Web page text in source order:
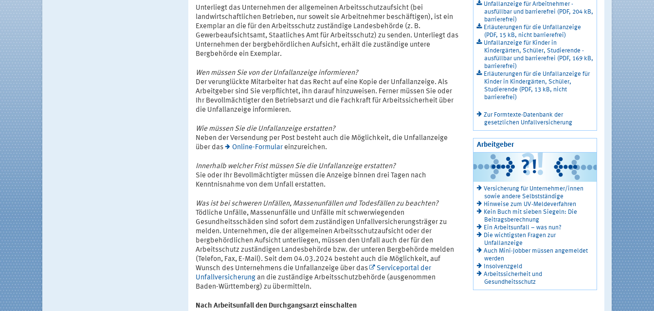
Unterliegt das Unternehmen der allgemeinen Arbeitsschutzaufsicht (bei
landwirtschaftlichen Betrieben, nur soweit sie Arbeitnehmer beschäftigen), ist ein
Exemplar an die für den Arbeitsschutz zuständige Landesbehörde (z. B.
Gewerbeaufsichtsamt, Staatliches Amt für Arbeitsschutz) zu senden. Unterliegt das
Unternehmen der bergbehördlichen Aufsicht, erhält die zuständige untere
Bergbehörde ein Exemplar.
Wen müssen Sie von der Unfallanzeige informieren?
Der verunglückte Mitarbeiter hat das Recht auf eine Kopie der Unfallanzeige. Als
Arbeitgeber sind Sie verpflichtet, ihn darauf hinzuweisen. Ferner müssen Sie oder
Ihr Bevollmächtigter den Betriebsarzt und die Fachkraft für Arbeitssicherheit über
die Unfallanzeige informieren.
Wie müssen Sie die Unfallanzeige erstatten?
Neben der Versendung per Post besteht auch die Möglichkeit, die Unfallanzeige
über das
Online-Formular einzureichen.
Innerhalb welcher Frist müssen Sie die Unfallanzeige erstatten?
Sie oder Ihr Bevollmächtigter müssen die Anzeige binnen drei Tagen nach
Kenntnisnahme von dem Unfall erstatten.
Was ist bei schweren Unfällen, Massenunfällen und Todesfällen zu beachten?
Tödliche Unfälle, Massenunfälle und Unfälle mit schwerwiegenden
Gesundheitsschäden sind sofort dem zuständigen Unfallversicherungsträger zu
melden. Unternehmen, die der allgemeinen Arbeitsschutzaufsicht oder der
bergbehördlichen Aufsicht unterliegen, müssen den Unfall auch der für den
Arbeitsschutz zuständigen Landesbehörde bzw. der unteren Bergbehörde melden
(Telefon, Fax, E-Mail). Seit dem 04.03.2024 besteht auch die Möglichkeit, auf
Wunsch des Unternehmens die Unfallanzeige über das
Serviceportal der
Unfallversicherung an die zuständige Arbeitsschutzbehörde (ausgenommen
Baden-Württemberg) zu übermitteln.
Nach Arbeitsunfall den Durchgangsarzt einschalten
Unfallanzeige für Arbeitnehmer -
ausfüllbar und barrierefrei (PDF, 204 kB,
barrierefrei)
Erläuterungen für die Unfallanzeige
(PDF, 15 kB, nicht barrierefrei)
Unfallanzeige für Kinder in
Kindergärten, Schüler, Studierende -
ausfüllbar und barrierefrei (PDF, 169 kB,
barrierefrei)
Erläuterungen für die Unfallanzeige für
Kinder in Kindergärten, Schüler,
Studierende (PDF, 13 kB, nicht
barrierefrei)
Zur Formtexte-Datenbank der
gesetzlichen Unfallversicherung
Arbeitgeber
Versicherung für Unternehmer/innen
sowie andere Selbstständige
Hinweise zum UV-Meldeverfahren
Kein Buch mit sieben Siegeln: Die
Beitragsberechnung
Ein Arbeitsunfall – was nun?
Die wichtigsten Fragen zur
Unfallanzeige
Auch Mini-Jobber müssen angemeldet
werden
Insolvenzgeld
Arbeitssicherheit und
Gesundheitsschutz